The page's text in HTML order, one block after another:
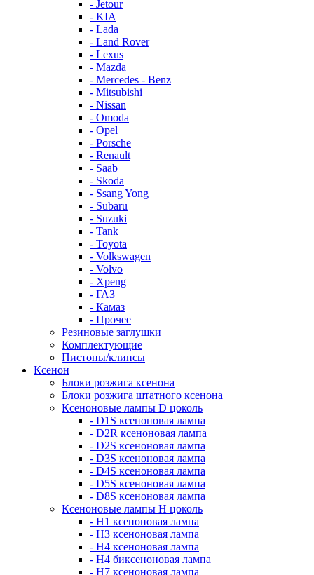
- Jetour
- KIA
- Lada
- Land Rover
- Lexus
- Mazda
- Mercedes - Benz
- Mitsubishi
- Nissan
- Omoda
- Opel
- Porsche
- Renault
- Saab
- Skoda
- Ssang Yong
- Subaru
- Suzuki
- Tank
- Toyota
- Volkswagen
- Volvo
- Xpeng
- ГАЗ
- Камаз
- Прочее
Резиновые заглушки
Комплектующие
Пистоны/клипсы
Ксенон
Блоки розжига ксенона
Блоки розжига штатного ксенона
Ксеноновые лампы D цоколь
- D1S ксеноновая лампа
- D2R ксеноновая лампа
- D2S ксеноновая лампа
- D3S ксеноновая лампа
- D4S ксеноновая лампа
- D5S ксеноновая лампа
- D8S ксеноновая лампа
Ксеноновые лампы Н цоколь
- H1 ксеноновая лампа
- H3 ксеноновая лампа
- H4 ксеноновая лампа
- H4 биксеноновая лампа
- H7 ксеноновая лампа